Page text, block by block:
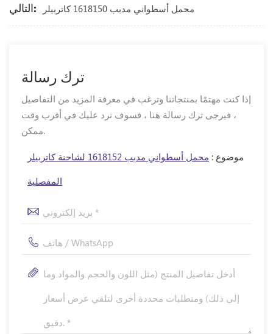
التالي: محمل أسطواني مدبب 1618150 كاتربيلر
ترك رسالة
إذا كنت مهتمًا بمنتجاتنا وترغب في معرفة المزيد من التفاصيل
، فيرجى ترك رسالة هنا ، فسوف نرد عليك في أقرب وقت
ممكن.
موضوع :
محمل أسطواني مدبب 1618152 لشاحنة كاتربيلر
المفصلية